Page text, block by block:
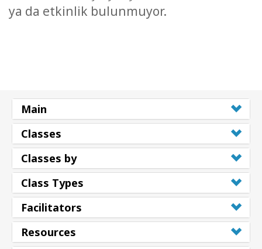
ya da etkinlik bulunmuyor.
Main
Classes
Classes by
Class Types
Facilitators
Resources